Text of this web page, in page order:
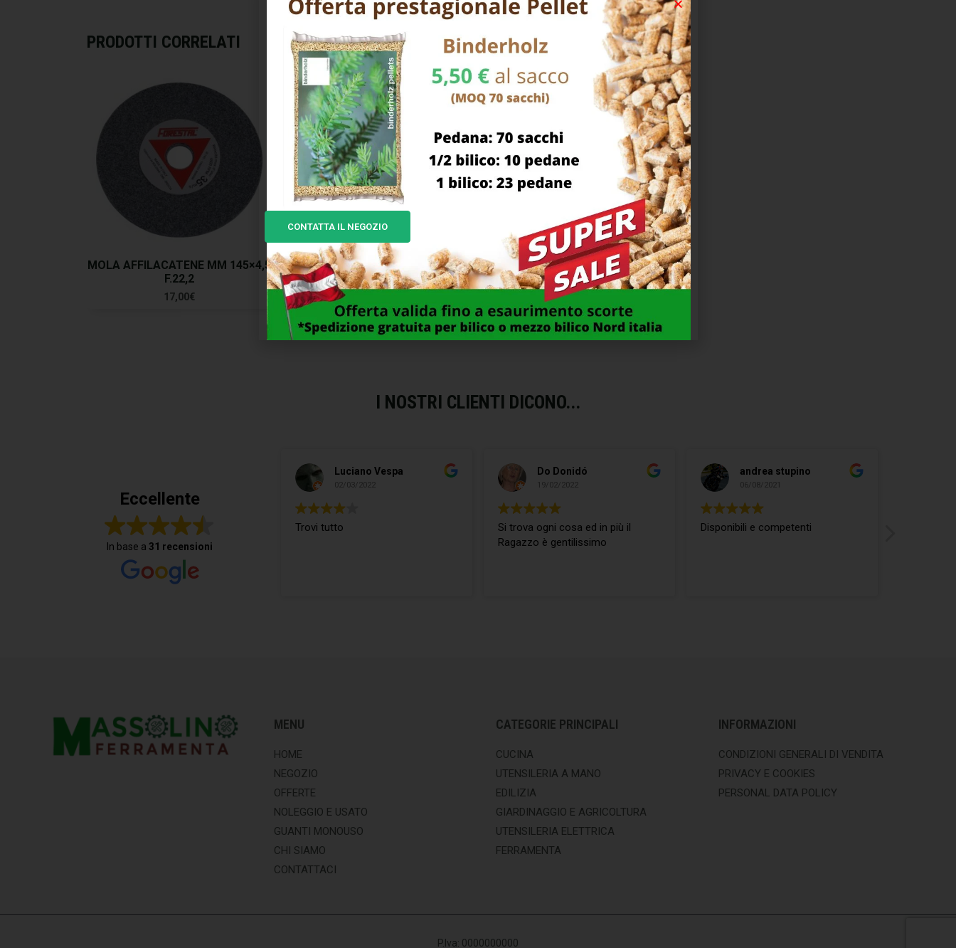
PRODOTTI CORRELATI
MOLA AFFILACATENE MM 145×4,5
F.22,2
17,00€
ARIEGGIATORE SC1.5E ALPINA
264,00 €
MOLA AFFILACATENE AF100
100×3,2 F.10,0 EXCEL 07166
7,00
I NOSTRI CLIENTI DICONO...
Eccellente
In base a 31 recensioni
Luciano Vespa
02/03/2022
Trovi tutto
Do Donidó
19/02/2022
Si trova ogni cosa ed in più il
Ragazzo è gentilissimo
andrea stupino
06/08/2021
Disponibili e competenti
MENU
HOME
NEGOZIO
OFFERTE
NOLEGGIO E USATO
GUANTI MONOUSO
CHI SIAMO
CONTATTACI
CATEGORIE PRINCIPALI
CUCINA
UTENSILERIA A MANO
EDILIZIA
GIARDINAGGIO E AGRICOLTURA
UTENSILERIA ELETTRICA
FERRAMENTA
INFORMAZIONI
CONDIZIONI GENERALI DI VENDITA
PRIVACY E COOKIES
PERSONAL DATA POLICY
P.Iva: 0000000000
CONTATTA IL NEGOZIO